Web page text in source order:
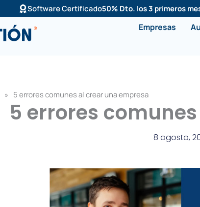
Software Certificado50% Dto. los 3 primeros
Empresas
» 5 errores comunes al crear una empresa
5 errores
8 agosto,